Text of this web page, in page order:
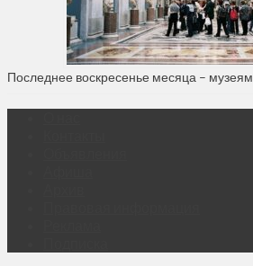
Последнее воскресенье месяца – музеям